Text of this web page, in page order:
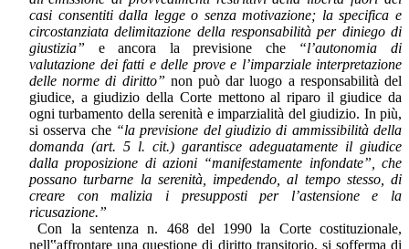
casi consentiti dalla legge o senza motivazione; la specifica e
circostanziata delimitazione della responsabilità per diniego di
giustizia” e ancora la previsione che “l’autonomia di
valutazione dei fatti e delle prove e l’imparziale interpretazione
delle norme di diritto” non può dar luogo a responsabilità del
giudice, a giudizio della Corte mettono al riparo il giudice da
ogni turbamento della serenità e imparzialità del giudizio. In più,
si osserva che “la previsione del giudizio di ammissibilità della
domanda (art. 5 l. cit.) garantisce adeguatamente il giudice
dalla proposizione di azioni “manifestamente infondate”, che
possano turbarne la serenità, impedendo, al tempo stesso, di
creare con malizia i presupposti per l’astensione e la
ricusazione.”
Con la sentenza n. 468 del 1990 la Corte costituzionale,
nell‟affrontare una questione di diritto transitorio, si sofferma di